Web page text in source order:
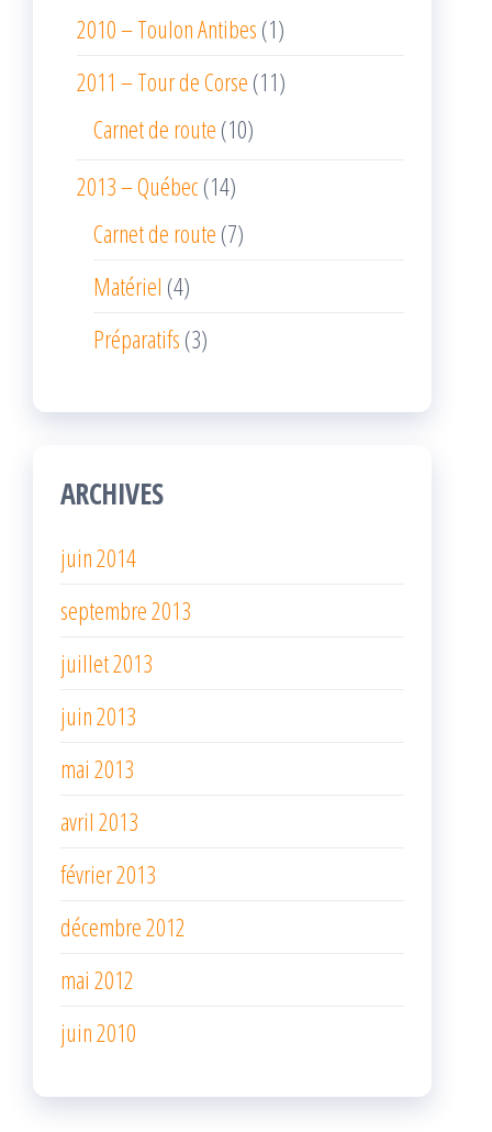
2010 – Toulon Antibes (1)
2011 – Tour de Corse (11)
Carnet de route (10)
2013 – Québec (14)
Carnet de route (7)
Matériel (4)
Préparatifs (3)
ARCHIVES
juin 2014
septembre 2013
juillet 2013
juin 2013
mai 2013
avril 2013
février 2013
décembre 2012
mai 2012
juin 2010